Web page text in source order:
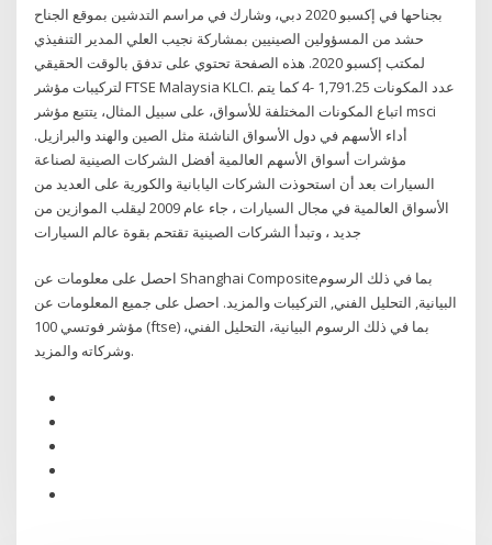
بجناحها في إكسبو 2020 دبي، وشارك في مراسم التدشين بموقع الجناح
حشد من المسؤولين الصينيين بمشاركة نجيب العلي المدير التنفيذي
لمكتب إكسبو 2020. هذه الصفحة تحتوي على تدفق بالوقت الحقيقي
لتركيبات مؤشر FTSE Malaysia KLCI. عدد المكونات 1,791.25 -4 كما يتم
اتباع المكونات المختلفة للأسواق، على سبيل المثال، يتتبع مؤشر msci
أداء الأسهم في دول الأسواق الناشئة مثل الصين والهند والبرازيل.
مؤشرات أسواق الأسهم العالمية أفضل الشركات الصينية لصناعة
السيارات بعد أن استحوذت الشركات اليابانية والكورية على العديد من
الأسواق العالمية في مجال السيارات ، جاء عام 2009 ليقلب الموازين من
جديد ، وتبدأ الشركات الصينية تقتحم بقوة عالم السيارات
احصل على معلومات عن Shanghai Compositeبما في ذلك الرسوم
البيانية, التحليل الفني, التركيبات والمزيد. احصل على جميع المعلومات عن
مؤشر فوتسي 100 (ftse) بما في ذلك الرسوم البيانية، التحليل الفني،
وشركاته والمزيد.